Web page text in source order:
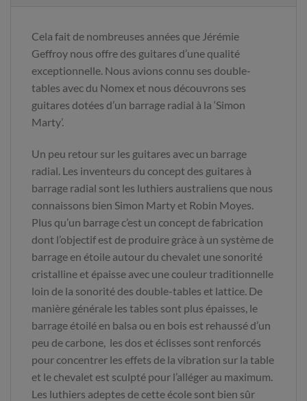
Cela fait de nombreuses années que Jérémie
Geffroy nous offre des guitares d’une qualité
exceptionnelle. Nous avions connu ses double-
tables avec du Nomex et nous découvrons ses
guitares dotées d’un barrage radial à la ‘Simon
Marty’.
Un peu retour sur les guitares avec un barrage
radial. Les inventeurs du concept des guitares à
barrage radial sont les luthiers australiens que nous
connaissons bien Simon Marty et Robin Moyes.
Plus qu’un barrage c’est un concept de fabrication
dont l’objectif est de produire gràce à un système de
barrage en étoile autour du chevalet une sonorité
cristalline et épaisse avec une couleur traditionnelle
loin de la sonorité des double-tables et lattice. De
manière générale les tables sont plus épaisses, le
barrage étoilé en balsa ou en bois est rehaussé d’un
peu de carbone, les dos et éclisses sont renforcés
pour concentrer les effets de la vibration sur la table
et le chevalet est sculpté pour l’alléger au maximum.
Les luthiers adeptes de cette école sont bien sûr